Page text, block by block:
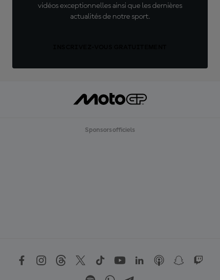
vidéos exceptionnelles ainsi que les dernières
actualités de notre sport.
Sponsors officiels